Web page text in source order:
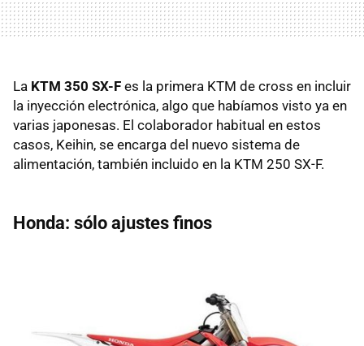
La KTM 350 SX-F es la primera KTM de cross en incluir
la inyección electrónica, algo que habíamos visto ya en
varias japonesas. El colaborador habitual en estos
casos, Keihin, se encarga del nuevo sistema de
alimentación, también incluido en la KTM 250 SX-F.
Honda: sólo ajustes finos